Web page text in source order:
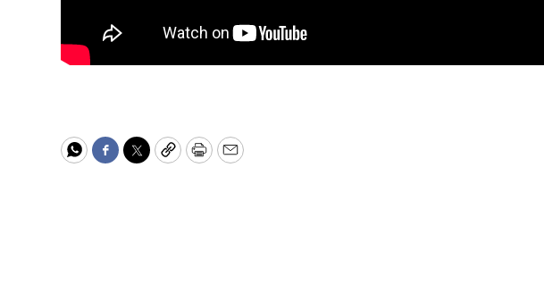
WhatsApp
Facebook
TwitterCopyPrintEmail